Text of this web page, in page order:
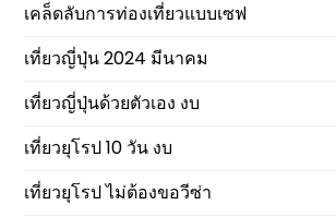
เคล็ดลับการท่องเที่ยวแบบเซฟ
เที่ยวญี่ปุ่น 2024 มีนาคม
เที่ยวญี่ปุ่นด้วยตัวเอง งบ
เที่ยวยุโรป 10 วัน งบ
เที่ยวยุโรป ไม่ต้องขอวีซ่า